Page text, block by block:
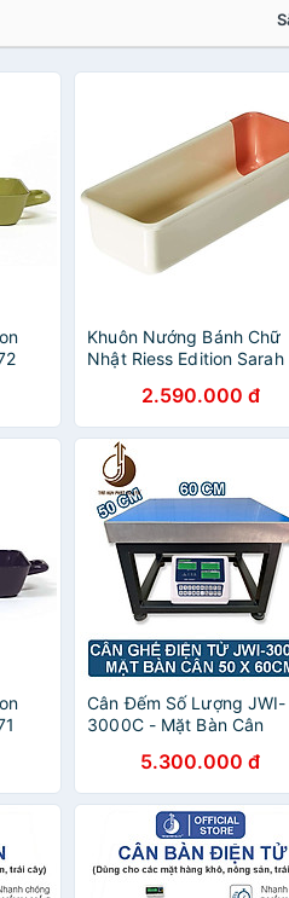
Khuôn Nướng Bánh Chữ
Nhật Riess Edition Sarah
30x10x7,8cm hàng chính
hãng
2.590.000 đ
Cân Đếm Số Lượng JWI-
3000C - Mặt Bàn Cân
5.300.000 đ